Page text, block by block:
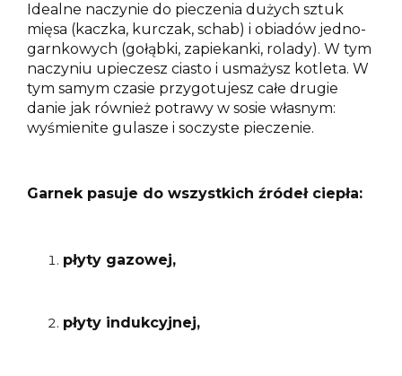
Idealne naczynie do pieczenia dużych sztuk
mięsa (kaczka, kurczak, schab) i obiadów jedno-
garnkowych (gołąbki, zapiekanki, rolady). W tym
naczyniu upieczesz ciasto i usmażysz kotleta. W
tym samym czasie przygotujesz całe drugie
danie jak również potrawy w sosie własnym:
wyśmienite gulasze i soczyste pieczenie.
Garnek pasuje do wszystkich źródeł ciepła:
płyty gazowej,
płyty indukcyjnej,